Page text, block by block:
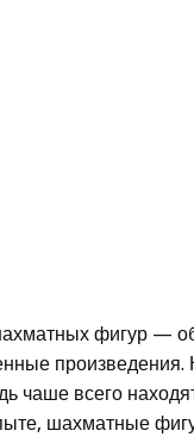
фигур —
чаше всего
шахматные